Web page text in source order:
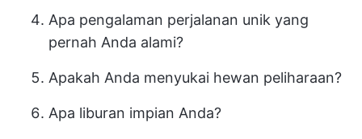
Apa pengalaman perjalanan unik yang
pernah Anda alami?
Apakah Anda menyukai hewan peliharaan?
Apa liburan impian Anda?